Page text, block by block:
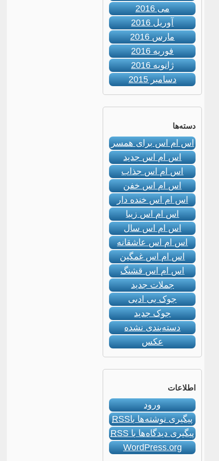
می 2016
آوریل 2016
مارس 2016
فوریه 2016
ژانویه 2016
دسامبر 2015
دسته‌ها
اس ام اس برای همسر
اس ام اس جدید
اس ام اس جذاب
اس ام اس خفن
اس ام اس خنده دار
اس ام اس زیبا
اس ام اس سال
اس ام اس عاشقانه
اس ام اس غمگین
اس ام اس قشنگ
جملات جدید
جوک بی ادبی
جوک جدید
دسته‌بندی نشده
عکس
اطلاعات
ورود
پیگیری نوشته‌ها باRSS
پیگیری دیدگاه‌ها باRSS
WordPress.org